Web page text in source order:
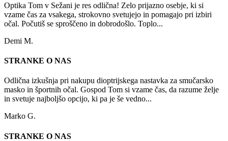
Optika Tom v Sežani je res odlična! Zelo prijazno osebje, ki si
vzame čas za vsakega, strokovno svetujejo in pomagajo pri izbiri
očal. Počutiš se sproščeno in dobrodošlo. Toplo...
Demi M.
STRANKE O NAS
Odlična izkušnja pri nakupu dioptrijskega nastavka za smučarsko
masko in športnih očal. Gospod Tom si vzame čas, da razume želje
in svetuje najboljšo opcijo, ki pa je še vedno...
Marko G.
STRANKE O NAS